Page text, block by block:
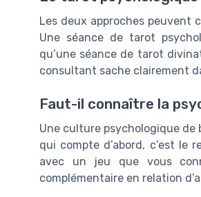
Les deux approches peuvent
Une séance de tarot
qu’une séance de tarot
consultant sache clairement
Faut-il connaître la
Une culture psychologique de
qui compte d’abord, c’est
avec un jeu que vous
complémentaire en relation